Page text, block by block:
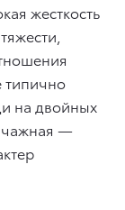
жесткость
типично
на двойных
—